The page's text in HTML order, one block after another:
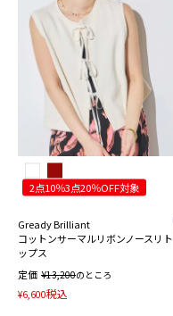
2点10％3点20％OFF対象
Gready Brilliant
コットンサーマルリボンノースリト
ップス
定価 ¥13,200のところ
¥6,600税込